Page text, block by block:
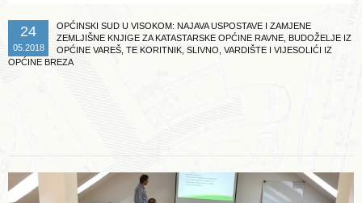
24
05.2018
OPĆINSKI SUD U VISOKOM: NAJAVA USPOSTAVE I ZAMJENE
ZEMLJIŠNE KNJIGE ZA KATASTARSKE OPĆINE RAVNE, BUDOŽELJE IZ
OPĆINE VAREŠ, TE KORITNIK, SLIVNO, VARDIŠTE I VIJESOLIĆI IZ
OPĆINE BREZA